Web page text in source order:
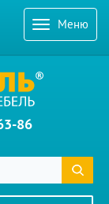
Меню
86